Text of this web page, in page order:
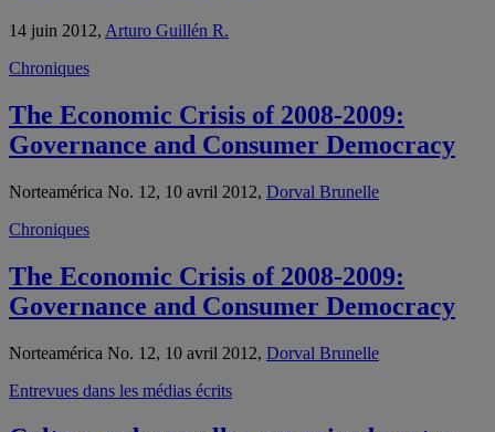
14 juin 2012, Arturo Guillén R.
Chroniques
The Economic Crisis of 2008-2009:
Governance and Consumer Democracy
Norteamérica No. 12, 10 avril 2012, Dorval Brunelle
Chroniques
The Economic Crisis of 2008-2009:
Governance and Consumer Democracy
Norteamérica No. 12, 10 avril 2012, Dorval Brunelle
Entrevues dans les médias écrits